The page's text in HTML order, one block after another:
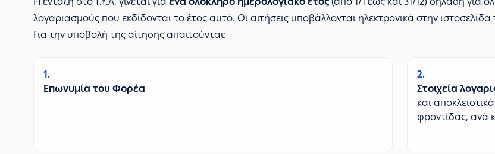
λογαριασμούς που εκδίδονται το έτος αυτό. Οι αιτήσεις υποβάλλονται ηλεκτρονικά στην
Για την υποβολή της αίτησης απαιτούνται:
1
Επωνυμία του Φορέα
2
Στοιχεία
και
φροντίδας, ανά